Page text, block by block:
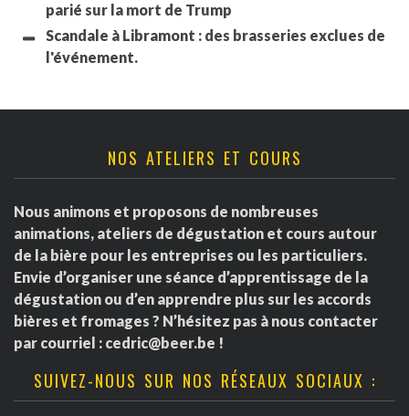
parié sur la mort de Trump
Scandale à Libramont : des brasseries exclues de
l'événement.
NOS ATELIERS ET COURS
Nous animons et proposons de nombreuses
animations, ateliers de dégustation et cours autour
de la bière pour les entreprises ou les particuliers.
Envie d’organiser une séance d’apprentissage de la
dégustation ou d’en apprendre plus sur les accords
bières et fromages ? N’hésitez pas à nous contacter
par courriel : cedric@beer.be !
SUIVEZ-NOUS SUR NOS RÉSEAUX SOCIAUX :